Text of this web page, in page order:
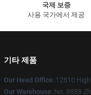
국제 보증
사용 국가에서 제공
기타 제품
Our Head Office: 12810
Our Warehouse: No. 8888